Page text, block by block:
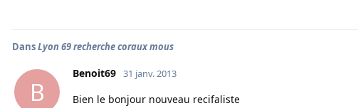
DansLyon 69 recherche coraux mous
B
Benoit69 31 janv. 2013
Bien le bonjour nouveau recifaliste